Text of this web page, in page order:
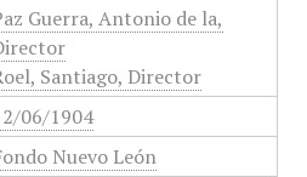
Guerra, Antonio de la,
Santiago, Director
06/1904
Nuevo León